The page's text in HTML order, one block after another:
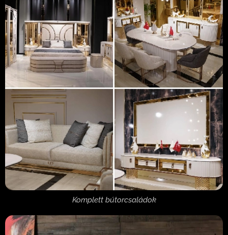
Komplett bútorcsaládok